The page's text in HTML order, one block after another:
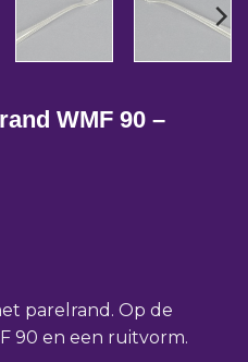
WMF 90 –
parelrand. Op de
90 en een ruitvorm.